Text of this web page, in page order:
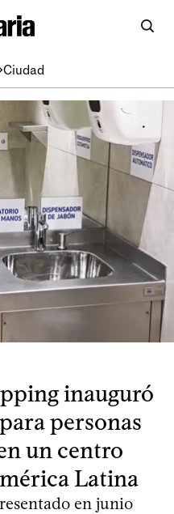
Ciudad
inauguró
personas
un centro
Latina
en junio